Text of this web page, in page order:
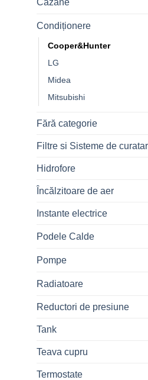
Cazane
Condiționere
Cooper&Hunter
LG
Midea
Mitsubishi
Fără categorie
Filtre si Sisteme de
Hidrofore
Încălzitoare de aer
Instante electrice
Podele Calde
Pompe
Radiatoare
Reductori de presiune
Tank
Teava cupru
Termostate